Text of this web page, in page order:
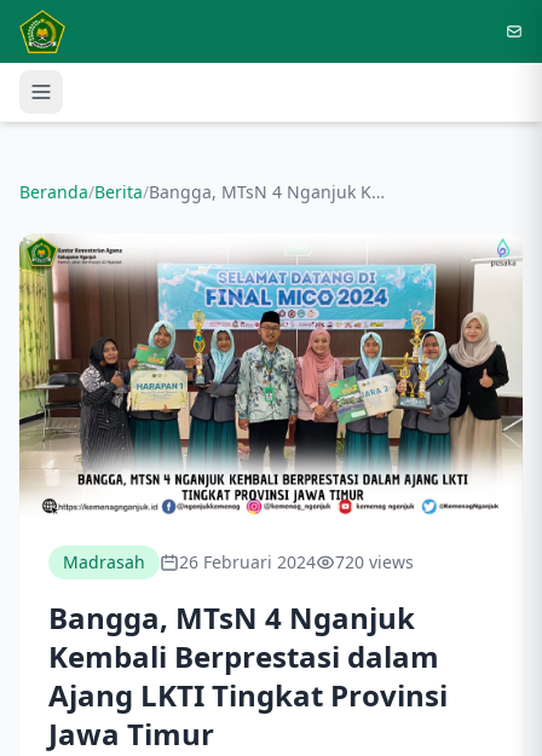
Langsung ke konten utama
Beranda/Berita/ Bangga, MTsN 4 Nganjuk Kembali Berprestasi dalam Ajang LKTI Tingkat Provinsi Jawa Timur
Madrasah 26 Februari 2024 720 views
Bangga, MTsN 4 Nganjuk
Kembali Berprestasi dalam
Ajang LKTI Tingkat Provinsi
Jawa Timur